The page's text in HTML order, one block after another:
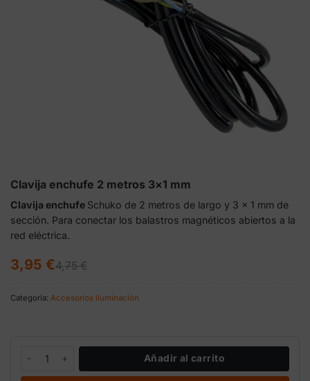
Clavija enchufe 2 metros 3×1 mm
Clavija enchufe Schuko de 2 metros de largo y 3 x 1 mm de
sección. Para conectar los balastros magnéticos abiertos a la
red eléctrica.
4,75€
El
precio
era:
3,95 €
El
precio
es:
Categoría: Accesorios iluminación
Clavija enchufe 2 metros 3x1 mm cantidad
Añadir al carrito